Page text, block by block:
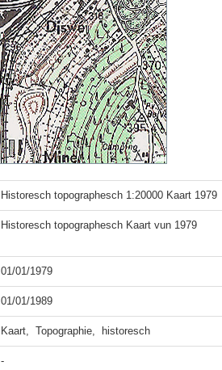
Historesch topographesch 1:20000 Kaart 1979
Historesch topographesch Kaart vun 1979
01/01/1979
01/01/1989
Kaart,  Topographie,  historesch
-